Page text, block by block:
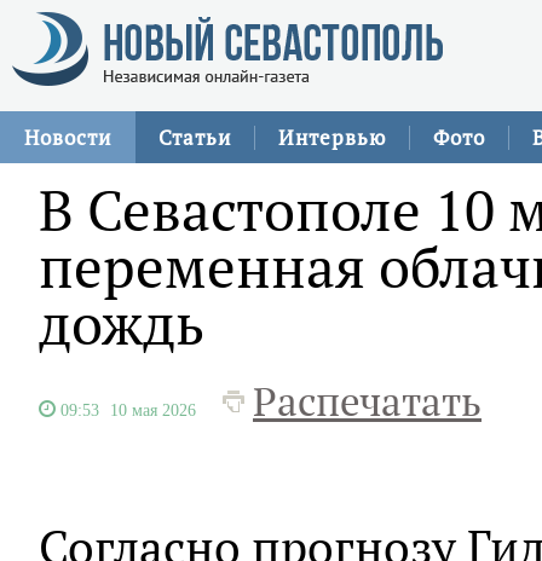
Новости Статьи Интервью Фото
В Севастополе 10
переменная
дождь
09:53 10 мая 2026 Распечатать
Согласно прогнозу